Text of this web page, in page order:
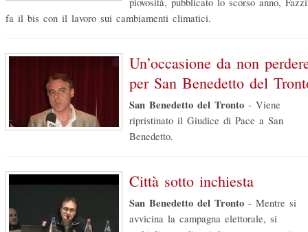
piovosità, pubblicato lo scorso anno,
fa il bis con il lavoro sui cambiamenti climatici.
Un’occasione da non
per San Benedetto del
San Benedetto del Tronto - Viene
ripristinato il Giudice di Pace a San
Benedetto.
Città sotto inchiesta
San Benedetto del Tronto - Mentre si
avvicina la campagna elettorale, si